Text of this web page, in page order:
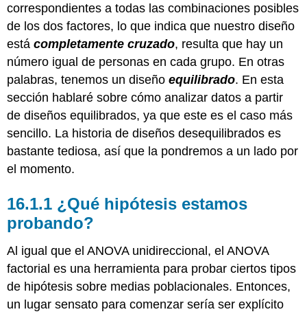
correspondientes a todas las combinaciones posibles
de los dos factores, lo que indica que nuestro diseño
estácompletamente cruzado, resulta que hay un
número igual de personas en cada grupo. En otras
palabras, tenemos un diseñoequilibrado. En esta
sección hablaré sobre cómo analizar datos a partir
de diseños equilibrados, ya que este es el caso más
sencillo. La historia de diseños desequilibrados es
bastante tediosa, así que la pondremos a un lado por
el momento.
¿Qué hipótesis estamos
probando?
Al igual que el ANOVA unidireccional, el ANOVA
factorial es una herramienta para probar ciertos tipos
de hipótesis sobre medias poblacionales. Entonces,
un lugar sensato para comenzar sería ser explícito